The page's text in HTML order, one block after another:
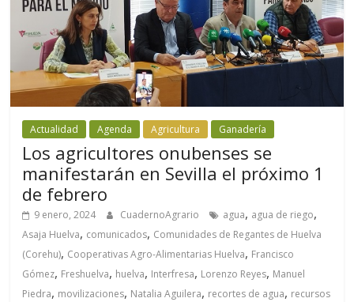
Actualidad Agenda Agricultura Ganadería
Los agricultores onubenses se
manifestarán en Sevilla el próximo 1
de febrero
9 enero, 2024 CuadernoAgrario agua, agua de riego,
Asaja Huelva, comunicados, Comunidades de Regantes de Huelva
(Corehu), Cooperativas Agro-Alimentarias Huelva, Francisco
Gómez, Freshuelva, huelva, Interfresa, Lorenzo Reyes, Manuel
Piedra, movilizaciones, Natalia Aguilera, recortes de agua, recursos